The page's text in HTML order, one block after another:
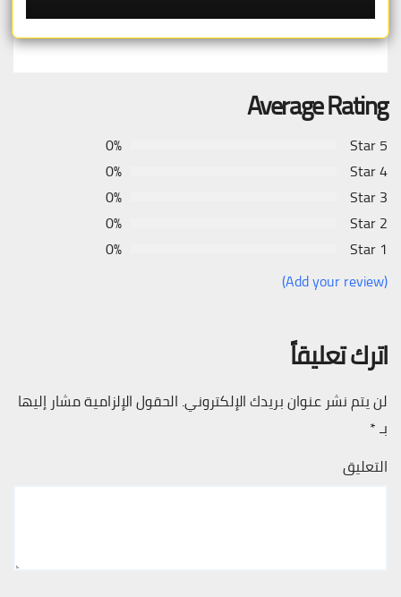
Average Rating
5 Star
0%
4 Star
0%
3 Star
0%
2 Star
0%
1 Star
0%
(Add your review)
اترك تعليقاً
لن يتم نشر عنوان بريدك الإلكتروني. الحقول الإلزامية مشار إليها
بـ*
التعليق